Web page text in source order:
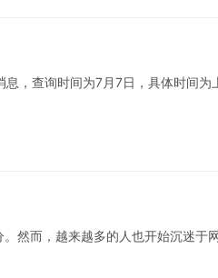
，查询时间为7月7日，具体时间为
然而，越来越多的人也开始沉迷于